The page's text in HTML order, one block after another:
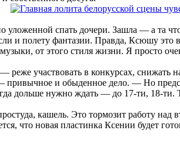
уложенной спать дочери. Зашла — а та
и полету фантазии. Правда, Ксюшу
от этого стиля жизни. Я просто
участвовать в конкурсах, снижать
и обыденное дело. — Но
дольше нужно ждать — до 17-ти, 18-ти.
кашель. Это тормозит работу
что новая пластинка Ксении будет